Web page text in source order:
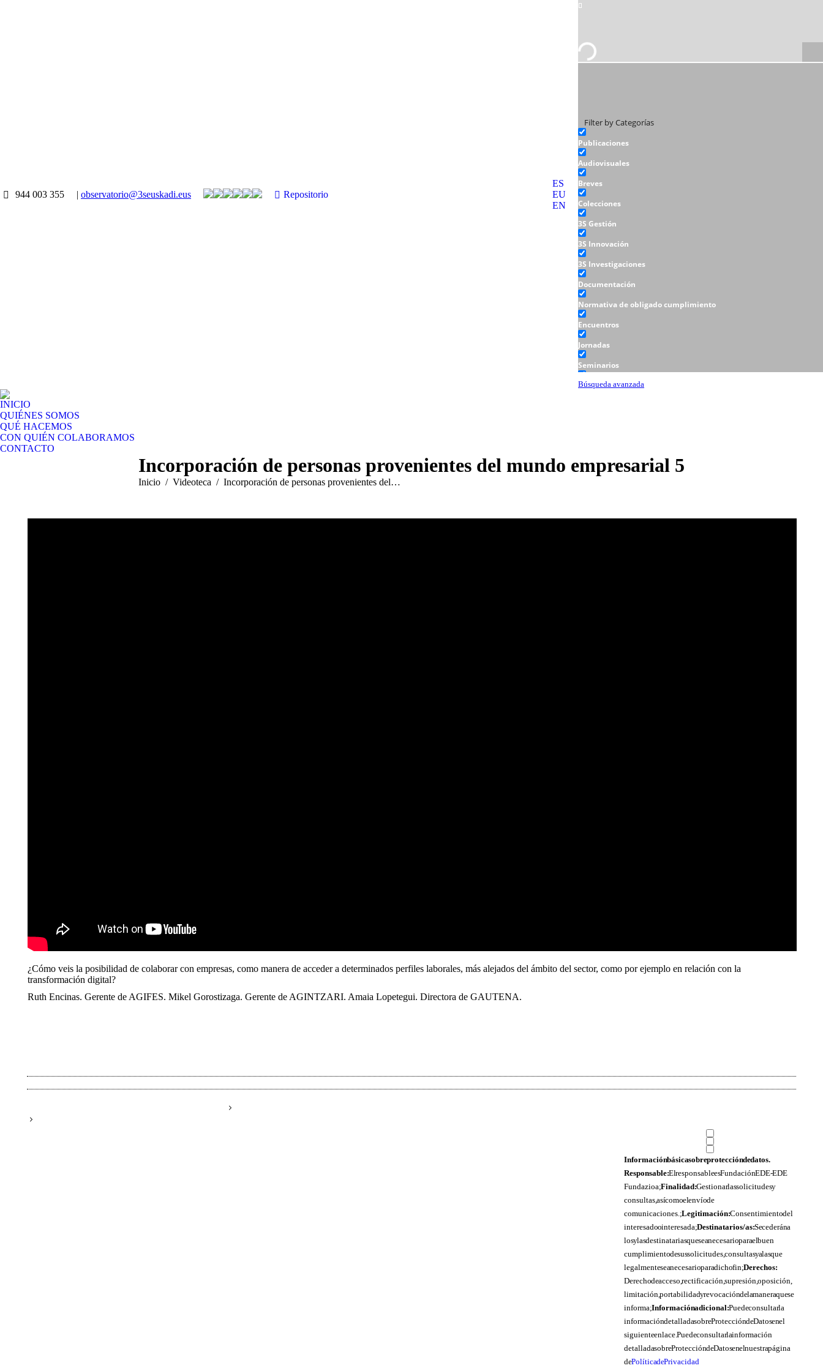
944 003 355 | observatorio@3seuskadi.eus Repositorio
ES
EU
EN
Filter by Categorías
Publicaciones
Audiovisuales
Breves
Colecciones
3S Gestión
3S Innovación
3S Investigaciones
Documentación
Normativa de obligado cumplimiento
Encuentros
Jornadas
Seminarios
Talleres
Búsqueda avanzada
INICIO
QUIÉNES SOMOS
QUÉ HACEMOS
CON QUIÉN COLABORAMOS
CONTACTO
Incorporación de personas provenientes del mundo empresarial 5
Estás aquí:
Inicio Videoteca Incorporación de personas provenientes del…
¿Cómo veis la posibilidad de colaborar con empresas, como manera de acceder a determinados perfiles laborales, más alejados del ámbito del sector, como por ejemplo en relación con la
transformación digital?
Ruth Encinas. Gerente de AGIFES. Mikel Gorostizaga. Gerente de AGINTZARI. Amaia Lopetegui. Directora de GAUTENA.
Información básica sobre protección de datos.
Responsable:El responsable es Fundación EDE- EDE
Fundazioa;Finalidad:Gestionar las solicitudes y
consultas, así como el envío de
comunicaciones.;Legitimación:Consentimiento del
interesado o interesada;Destinatarios/as:Se cederán a
los y las destinatarias que sea necesario para el buen
cumplimiento de sus solicitudes, consultas y a las que
legalmente sea necesario para dicho fin;Derechos:
Derecho de acceso, rectificación, supresión, oposición,
limitación, portabilidad y revocación de la manera que se
informa;Información adicional:Puede consultar la
información detallada sobre Protección de Datos en el
siguiente enlace. Puede consultar la información
detallada sobre Protección de Datos en el nuestra página
dePolítica de Privacidad